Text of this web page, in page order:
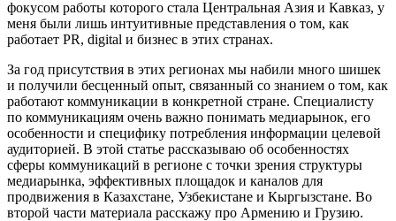
фокусом работы которого стала Центральная Азия и Кавказ, у
меня были лишь интуитивные представления о том, как
работает PR, digital и бизнес в этих странах.
За год присутствия в этих регионах мы набили много шишек
и получили бесценный опыт, связанный со знанием о том, как
работают коммуникации в конкретной стране. Специалисту
по коммуникациям очень важно понимать медиарынок, его
особенности и специфику потребления информации целевой
аудиторией. В этой статье рассказываю об особенностях
сферы коммуникаций в регионе с точки зрения структуры
медиарынка, эффективных площадок и каналов для
продвижения в Казахстане, Узбекистане и Кыргызстане. Во
второй части материала расскажу про Армению и Грузию.